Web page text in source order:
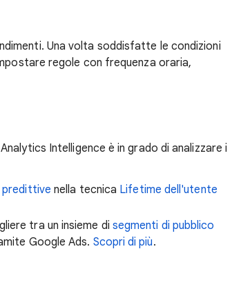
Una volta soddisfatte le condizioni
regole con frequenza oraria,
Intelligence è in grado di analizzare i
nella tecnica Lifetime dell'utente
tra un insieme di segmenti di pubblico
Google Ads. Scopri di più.